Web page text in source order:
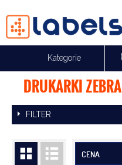
Kategorie
DRUKARKI ZEBRA
FILTER
CENA